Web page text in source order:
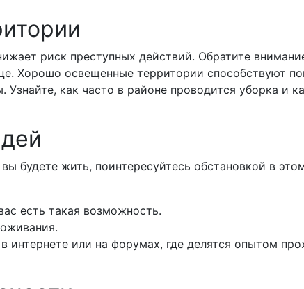
риск преступных действий. Обратите
Хорошо освещенные территории способствуют
как часто в районе проводится уборка и
будете жить, поинтересуйтесь обстановкой в
есть такая возможность.
или на форумах, где делятся опытом